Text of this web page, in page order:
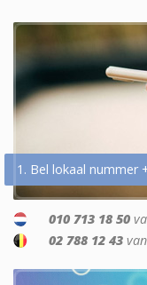
1. Bel lokaal nummer
010 713 18 50
02 788 12 43